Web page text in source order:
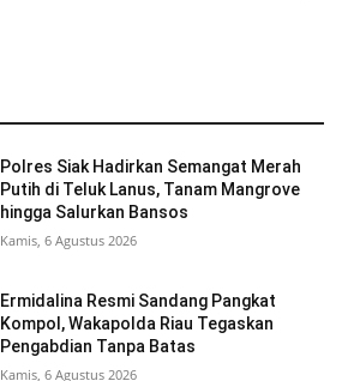
Polres Siak Hadirkan Semangat Merah
Putih di Teluk Lanus, Tanam Mangrove
hingga Salurkan Bansos
Kamis, 6 Agustus 2026
Ermidalina Resmi Sandang Pangkat
Kompol, Wakapolda Riau Tegaskan
Pengabdian Tanpa Batas
Kamis, 6 Agustus 2026